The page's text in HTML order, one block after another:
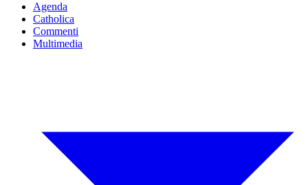
Agenda
Catholica
Commenti
Multimedia